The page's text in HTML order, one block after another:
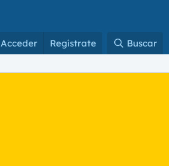
Acceder Regístrate Buscar